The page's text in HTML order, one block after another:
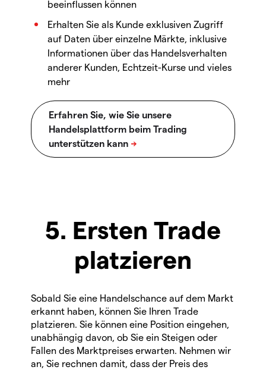
beeinflussen können
Erhalten Sie als Kunde exklusiven Zugriff
auf Daten über einzelne Märkte, inklusive
Informationen über das Handelsverhalten
anderer Kunden, Echtzeit-Kurse und vieles
mehr
5. Ersten Trade
platzieren
Sobald Sie eine Handelschance auf dem Markt
erkannt haben, können Sie Ihren Trade
platzieren. Sie können eine Position eingehen,
unabhängig davon, ob Sie ein Steigen oder
Fallen des Marktpreises erwarten. Nehmen wir
an, Sie rechnen damit, dass der Preis des